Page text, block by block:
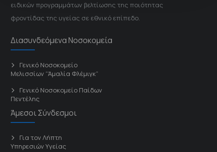
ειδικών προγραμμάτων βελτίωσης της ποιότητας
φροντίδας της υγείας σε εθνικό επίπεδο.
Διασυνδεόμενα Νοσοκομεία
Γενικό Νοσοκομείο
Μελισσίων “Άμαλία Φλέμιγκ”
Γενικό Νοσοκομείο Παίδων
Πεντέλης
Άμεσοι Σύνδεσμοι
Για τον Λήπτη
Υπηρεσιών Υγείας